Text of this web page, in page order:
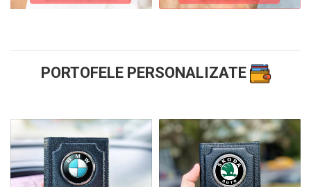
PORTOFELE PERSONALIZATE